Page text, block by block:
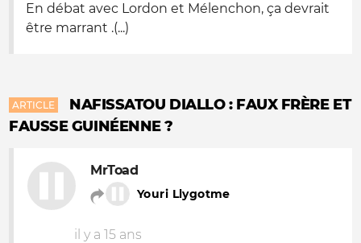
En débat avec Lordon et Mélenchon, ça devrait
être marrant .(...)
ARTICLE
NAFISSATOU DIALLO : FAUX FRÈRE ET
FAUSSE GUINÉENNE ?
MrToad
Youri Llygotme
il y a 15 ans